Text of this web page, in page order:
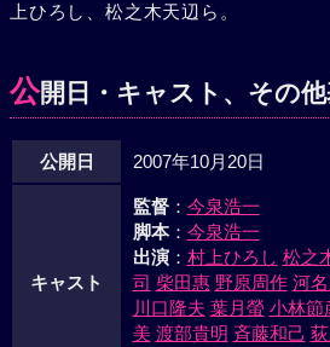
上ひろし、松之木天辺ら。
公開日・キャスト、その
公開日 2007年10月20日
キャスト
監督： 今泉浩一
脚本： 今泉浩一
出演： 村上ひろし 松之
司 柴田惠 野原周作 河
川口隆夫 葉月螢 小林節
美 渡部貴明 斉藤和己